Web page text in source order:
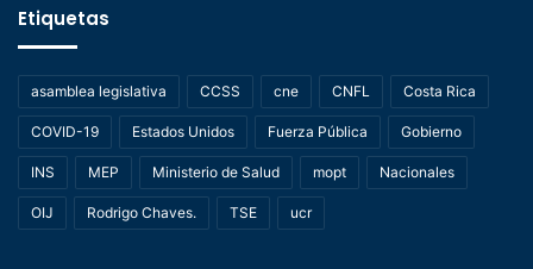
Etiquetas
asamblea legislativa CCSS cne CNFL Costa Rica
COVID-19 Estados Unidos Fuerza Pública Gobierno
INS MEP Ministerio de Salud mopt Nacionales
OIJ Rodrigo Chaves. TSE ucr